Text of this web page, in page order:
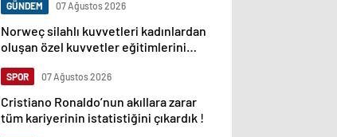
GÜNDEM 07 Ağustos 2026
Norweç silahlı kuvvetleri kadınlardan
oluşan özel kuvvetler eğitimlerini
SPOR 07 Ağustos 2026
Cristiano Ronaldo’nun akıllara zarar
tüm kariyerinin istatistiğini çıkardık !